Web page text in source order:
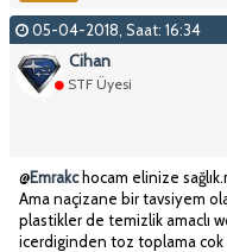
05-04-2018, Saat: 16:34
Cihan
STF Üyesi
@Emrakchocam elinize
Ama naçizane bir tavsiyem
plastikler de temizlik amaclı
icerdiginden toz toplama cok